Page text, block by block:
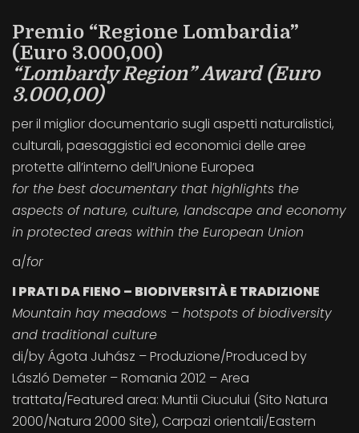
Premio “Regione Lombardia”
(Euro 3.000,00)
“Lombardy Region” Award (Euro
3.000,00)
per il miglior documentario sugli aspetti naturalistici,
culturali, paesaggistici ed economici delle aree
protette all’interno dell’Unione Europea
for the best documentary that highlights the
aspects of nature, culture, landscape and economy
in protected areas within the European Union
a/for
I PRATI DA FIENO – BIODIVERSITÀ E TRADIZIONE
Mountain hay meadows – hotspots of biodiversity
and traditional culture
di/by Ágota Juhász – Produzione/Produced by
László Demeter – Romania 2012 – Area
trattata/Featured area: Muntii Ciucului (Sito Natura
2000/Natura 2000 Site), Carpazi orientali/Eastern